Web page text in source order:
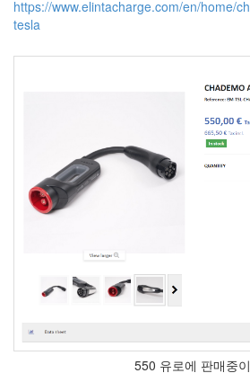
https://www.elintacharge.com/en/home/
tesla
550 유로에 판매중
S
캠
by